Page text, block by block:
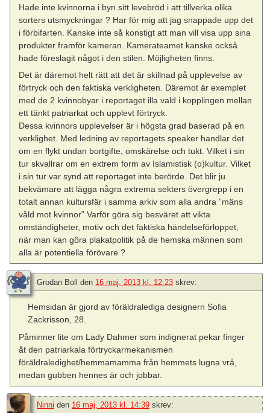
Hade inte kvinnorna i byn sitt levebröd i att tillverka olika
sorters utsmyckningar ? Har för mig att jag snappade upp det
i förbifarten. Kanske inte så konstigt att man vill visa upp sina
produkter framför kameran. Kamerateamet kanske också
hade föreslagit något i den stilen. Möjligheten finns.
Det är däremot helt rätt att det är skillnad på upplevelse av
förtryck och den faktiska verkligheten. Däremot är exemplet
med de 2 kvinnobyar i reportaget illa vald i kopplingen mellan
ett tänkt patriarkat och upplevt förtryck.
Dessa kvinnors upplevelser är i högsta grad baserad på en
verklighet. Med ledning av reportagets speaker handlar det
om en flykt undan bortgifte, omskärelse och tukt. Vilket i sin
tur skvallrar om en extrem form av Islamistisk (o)kultur. Vilket
i sin tur var synd att reportaget inte berörde. Det blir ju
bekvämare att lägga några extrema sekters övergrepp i en
totalt annan kultursfär i samma arkiv som alla andra ”mäns
våld mot kvinnor” Varför göra sig besväret att vikta
omständigheter, motiv och det faktiska händelseförloppet,
när man kan göra plakatpolitik på de hemska männen som
alla är potentiella förövare ?
Grodan Boll den 16 maj, 2013 kl. 12:23 skrev:
Hemsidan är gjord av föräldralediga designern Sofia
Zackrisson, 28.
Påminner lite om Lady Dahmer som indignerat pekar finger
åt den patriarkala förtryckarmekanismen
föräldraledighet/hemmamamma från hemmets lugna vrå,
medan gubben hennes är och jobbar.
Ninni den 16 maj, 2013 kl. 14:39 skrev: